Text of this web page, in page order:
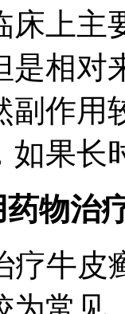
床上主
是相对
副作用
如果长
物治
牛皮